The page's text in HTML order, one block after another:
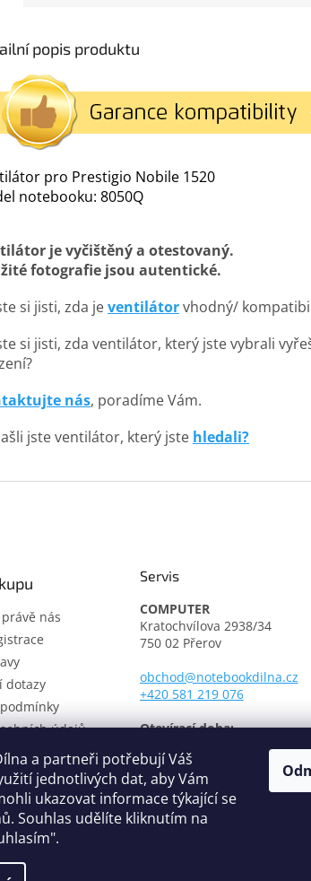
a partneři potřebují Váš
jednotlivých dat, aby Vám
ukazovat informace týkající se
Souhlas udělíte kliknutím na
popis produktu
pro Prestigio Nobile 1520
notebooku: 8050Q
je vyčištěný a otestovaný.
fotografie jsou autentické.
si jisti, zda jeventilátorvhodný/
si jisti, zda ventilátor, který jste vybrali
nás, poradíme Vám.
jste ventilátor, který jste hledali?
nás
dotazy
údajů
řád
Servis
COMPUTER
Kratochvílova 2938/34
750 02 Přerov
obchod@notebookdilna.cz
+420 581 219 076
Otevírací doba:
Pondělí - Pátek: 9.00 - 17.00